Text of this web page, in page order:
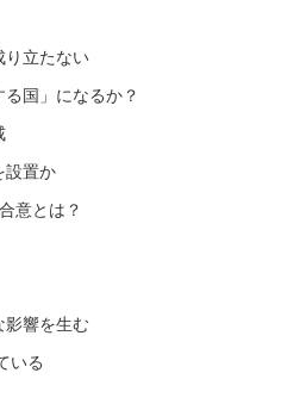
り立たない
国」になるか？
設置か
意とは？
影響を生む
いる